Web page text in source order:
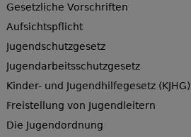
Gesetzliche Vorschriften
Aufsichtspflicht
Jugendschutzgesetz
Jugendarbeitsschutzgesetz
Kinder- und Jugendhilfegesetz (KJHG)
Freistellung von Jugendleitern
Die Jugendordnung